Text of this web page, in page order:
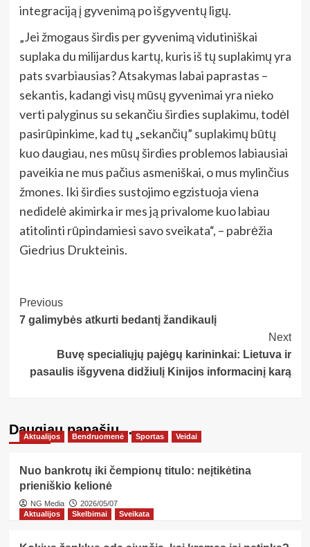
integraciją į gyvenimą po išgyventų ligų.
„Jei žmogaus širdis per gyvenimą vidutiniškai
suplaka du milijardus kartų, kuris iš tų suplakimų yra
pats svarbiausias? Atsakymas labai paprastas –
sekantis, kadangi visų mūsų gyvenimai yra nieko
verti palyginus su sekančiu širdies suplakimu, todėl
pasirūpinkime, kad tų „sekančių” suplakimų būtų
kuo daugiau, nes mūsų širdies problemos labiausiai
paveikia ne mus pačius asmeniškai, o mus mylinčius
žmones. Iki širdies sustojimo egzistuoja viena
nedidelė akimirka ir mes ją privalome kuo labiau
atitolinti rūpindamiesi savo sveikata“, – pabrėžia
Giedrius Drukteinis.
Post
Navigation
Previous
7 galimybės atkurti bedantį žandikaulį
Next
Buvę specialiųjų pajėgų karininkai: Lietuva ir
pasaulis išgyvena didžiulį Kinijos informacinį karą
Daugiau panašių…
Aktualijos Bendruomenė Sportas Veidai
Nuo bankrotų iki čempionų titulo: neįtikėtina
prieniškio kelionė
NG Media
2026/05/07
Aktualijos
Skelbimai Sveikata